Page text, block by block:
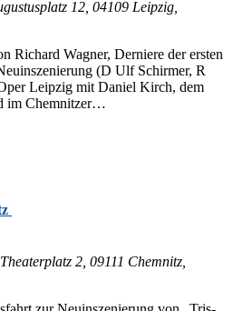
12, 04109 Leip­zig,
Ri­chard Wag­ner, Der­nie­re der ers­ten
(D Ulf Schirm­er, R
Leip­zig mit Da­ni­el Kirch, dem
im Chemnitzer…
Thea­ter­platz 2, 09111 Chem­nitz,